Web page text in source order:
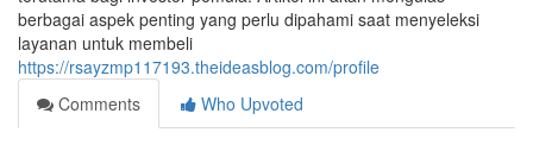
berbagai aspek penting yang perlu dipahami saat menyeleksi
layanan untuk membeli
https://rsayzmp117193.theideasblog.com/profile
Comments
Who Upvoted